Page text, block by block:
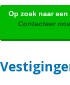
Op zoek naar
Contacteer